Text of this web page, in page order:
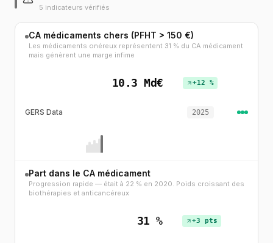
5 indicateurs vérifiés
CA médicaments chers (PFHT > 150 €)
Les médicaments onéreux représentent 31 % du CA médicament
mais génèrent une marge infime
10.3 Md€ +12 %
GERS Data 2025
Part dans le CA médicament
Progression rapide — était à 22 % en 2020. Poids croissant des
biothérapies et anticancéreux
31 % +3 pts